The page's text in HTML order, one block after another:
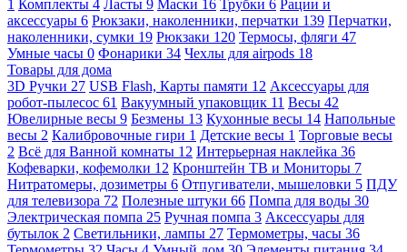
1 Комплекты 4 Ласты 9 Маски 16 Трубки 6 Рации и
аксессуары 6 Рюкзаки, наколенники, перчатки 139 Перчатки,
наколенники, сумки 19 Рюкзаки 120 Термосы, фляги 47
Умные часы 0 Фонарики 34 Чехлы для airpods 18
Товары для дома
3D Ручки 27 USB Flash, Карты памяти 12 Аксессуары для
робот-пылесос 61 Вакуумный упаковщик 11 Весы 42
Ювелирные весы 9 Безмены 13 Кухонные весы 14 Напольные
весы 2 Калибровочные гири 1 Детские весы 1 Торговые весы
2 Всё для Ванной комнаты 12 Интерьерная наклейка 36
Кофеварки, кофемолки 12 Кронштейн ТВ и Мониторы 7
Нитратомеры, дозиметры 6 Отпугиватели, мышеловки 5 ПДУ
для телевизора 72 Полезные штуки 66 Помпа для воды 30
Электрическая помпа 25 Ручная помпа 3 Аксессуары для
бутылок 2 Светильники, лампы 27 Термометры, часы 36